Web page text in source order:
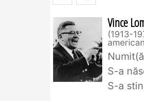
Vince
1913-
american
S-a
S-a